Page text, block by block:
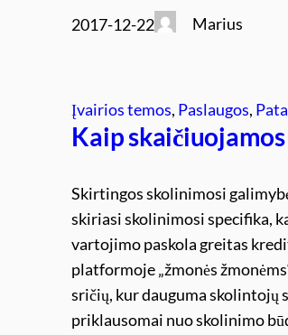
2017-12-22 Marius
Įvairios temos, Paslaugos,
Kaip
Skirtingos skolinimosi
skiriasi skolinimosi specifika,
vartojimo paskola greitas
platformoje „žmonės
sričių, kur dauguma skolintojų
priklausomai nuo skolinimo